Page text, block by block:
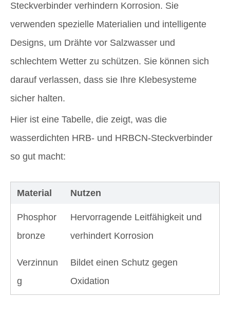
Steckverbinder verhindern Korrosion. Sie
verwenden spezielle Materialien und intelligente
Designs, um Drähte vor Salzwasser und
schlechtem Wetter zu schützen. Sie können sich
darauf verlassen, dass sie Ihre Klebesysteme
sicher halten.
Hier ist eine Tabelle, die zeigt, was die
wasserdichten HRB- und HRBCN-Steckverbinder
so gut macht:
Material Nutzen
Phosphor
bronze
Hervorragende Leitfähigkeit und
verhindert Korrosion
Verzinnun
g
Bildet einen Schutz gegen
Oxidation